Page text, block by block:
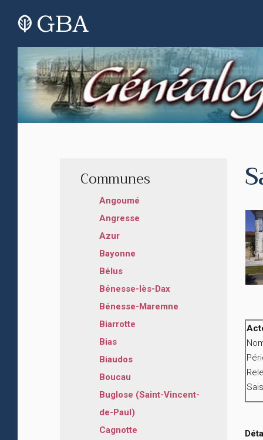
Communes
Angoumé
Angresse
Azur
Bayonne
Bélus
Bénesse-lès-Dax
Bénesse-Maremne
Biarrotte
Bias
Biaudos
Boucau
Buglose (Saint-Vincent-
de-Paul)
Cagnotte